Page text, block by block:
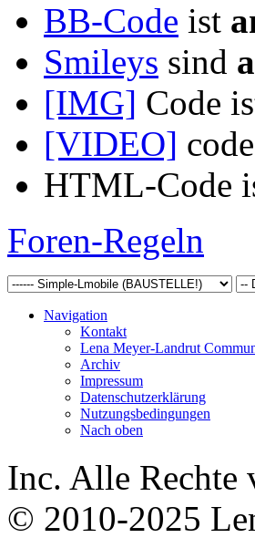
BB-Code ist
Smileys sind
[IMG] Code
[VIDEO]
HTML-Code
Foren-Regeln
Navigation
Kontakt
Lena Meyer-Landrut
Archiv
Impressum
Datenschutzerklärung
Nutzungsbedingungen
Nach oben
Inc. Alle Rechte
© 2010-2025